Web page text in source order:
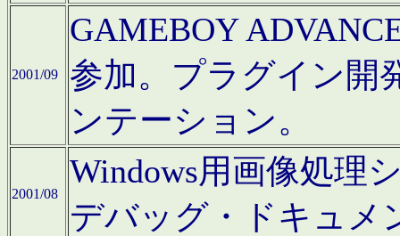
2001/09
GAMEBOY
参加。プラグイン開
ンテーション。
2001/08
Windows用画像処理
デバッグ・ドキュメ